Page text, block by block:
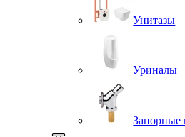
Унитазы
Уриналы
Запорные